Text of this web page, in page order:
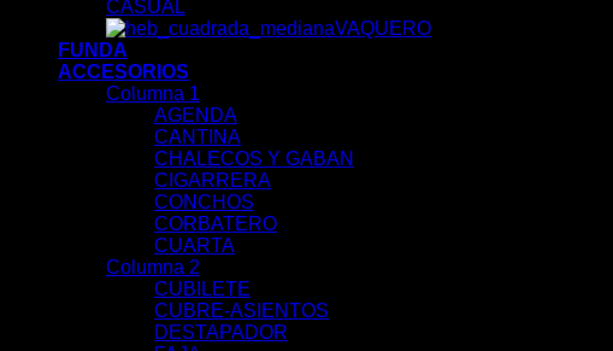
CASUAL
VAQUERO
FUNDA
ACCESORIOS
Columna 1
AGENDA
CANTINA
CHALECOS Y GABAN
CIGARRERA
CONCHOS
CORBATERO
CUARTA
Columna 2
CUBILETE
CUBRE-ASIENTOS
DESTAPADOR